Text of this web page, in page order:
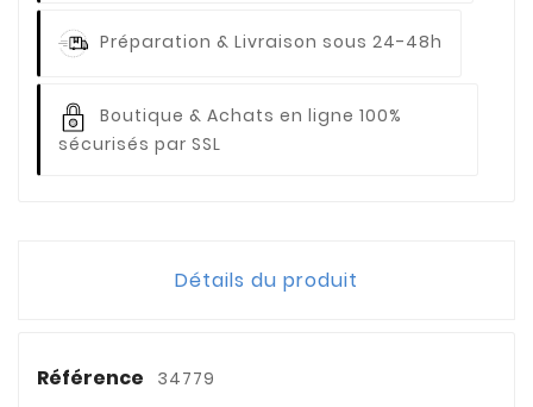
Préparation & Livraison sous 24-48h
Boutique & Achats en ligne 100%
sécurisés par SSL
Détails du produit
Référence 34779